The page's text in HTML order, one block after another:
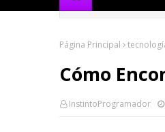
Página Principal
Cómo
InstintoProgramador